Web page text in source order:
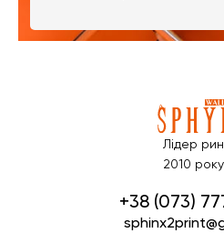
Лідер
2010 року
+38 (073)